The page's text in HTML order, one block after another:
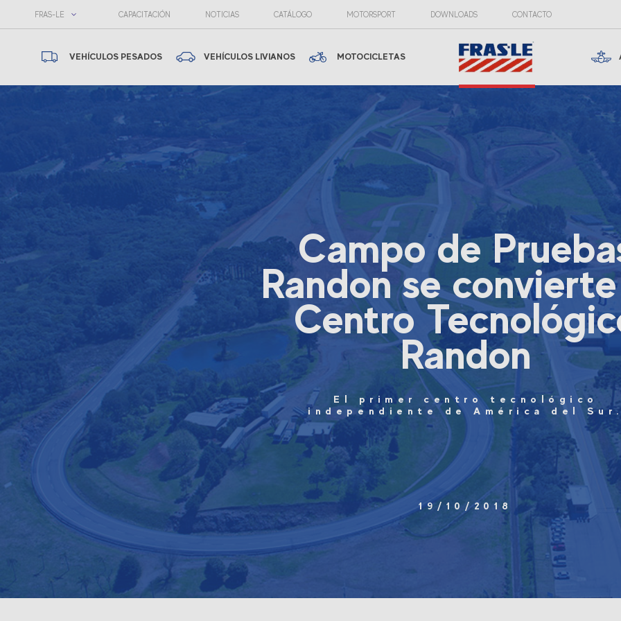
FRAS-LE CAPACITACIÓN NOTICIAS CATÁLOGO MOTORSPORT DOWNLOADS CONTACTO
VEHÍCULOS PESADOS VEHÍCULOS LIVIANOS MOTOCICLETAS
Campo de
Randon se
Centro
Randon
El primer centro tecnológico
independiente de América del
19/10/2018